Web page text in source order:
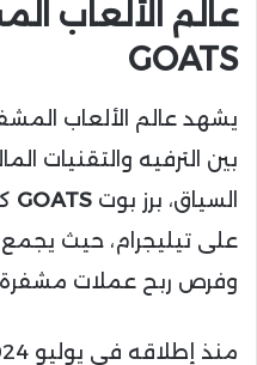
عالم الألعاب
GOATS
يشهد عالم الألعاب
بين الترفيه والتقنيات
السياق، برز بوت GOATS
على تيليجرام، حيث
وفرص ربح عملات
منذ إطلاقه في يوليو 2024، اجتذب GOATS أكثر من